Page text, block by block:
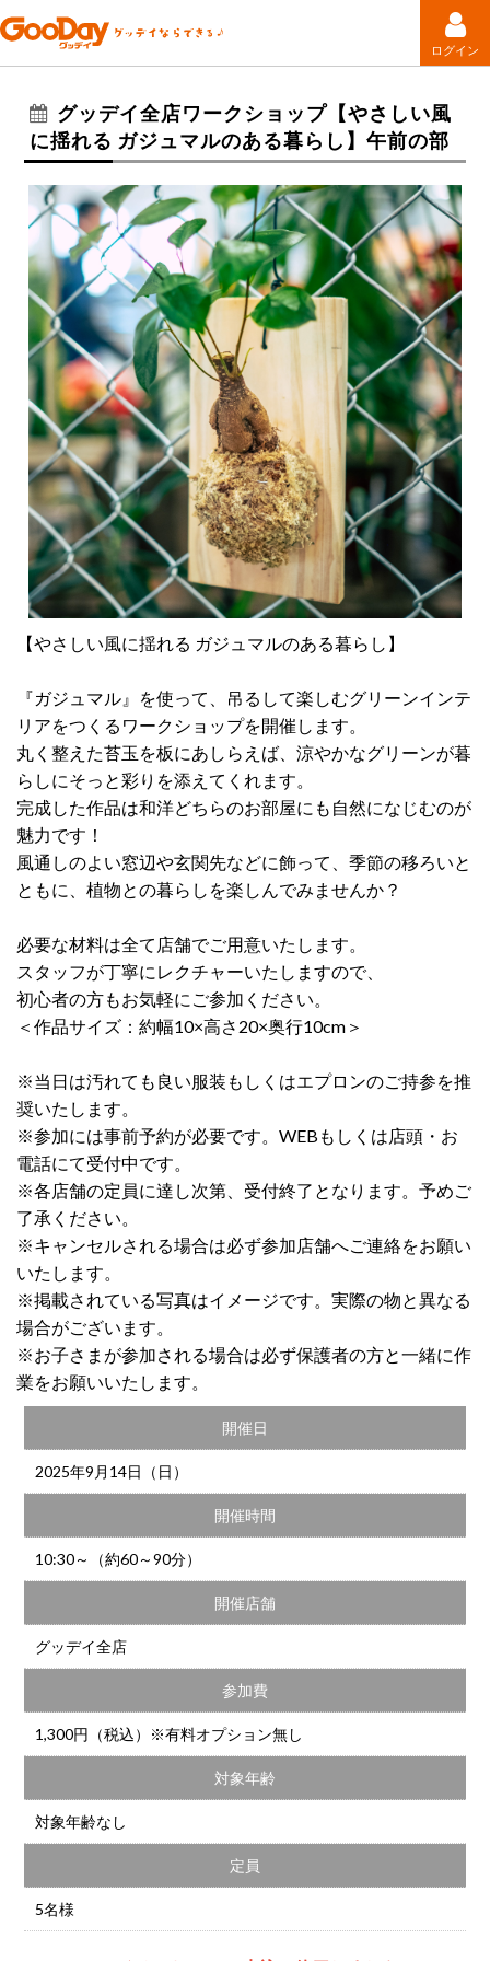
ログイン
グッデイ全店ワークショップ【やさしい風
に揺れる ガジュマルのある暮らし】午前の部
【やさしい風に揺れる ガジュマルのある暮らし】
『ガジュマル』を使って、吊るして楽しむグリーンインテ
リアをつくるワークショップを開催します。
丸く整えた苔玉を板にあしらえば、涼やかなグリーンが暮
らしにそっと彩りを添えてくれます。
完成した作品は和洋どちらのお部屋にも自然になじむのが
魅力です！
風通しのよい窓辺や玄関先などに飾って、季節の移ろいと
ともに、植物との暮らしを楽しんでみませんか？
必要な材料は全て店舗でご用意いたします。
スタッフが丁寧にレクチャーいたしますので、
初心者の方もお気軽にご参加ください。
＜作品サイズ：約幅10×高さ20×奥行10cm＞
※当日は汚れても良い服装もしくはエプロンのご持参を推
奨いたします。
※参加には事前予約が必要です。WEBもしくは店頭・お
電話にて受付中です。
※各店舗の定員に達し次第、受付終了となります。予めご
了承ください。
※キャンセルされる場合は必ず参加店舗へご連絡をお願い
いたします。
※掲載されている写真はイメージです。実際の物と異なる
場合がございます。
※お子さまが参加される場合は必ず保護者の方と一緒に作
業をお願いいたします。
開催日
2025年9月14日（日）
開催時間
10:30～（約60～90分）
開催店舗
グッデイ全店
参加費
1,300円（税込）※有料オプション無し
対象年齢
対象年齢なし
定員
5名様